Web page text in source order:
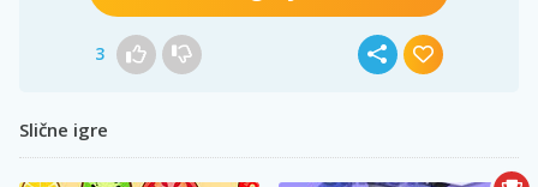
3
Slične igre